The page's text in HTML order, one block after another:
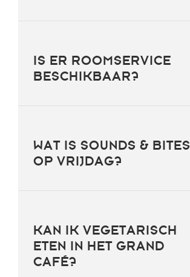
IS ER ROOMSERVICE
BESCHIKBAAR?
WAT IS SOUNDS & BITES
OP VRIJDAG?
KAN IK VEGETARISCH
ETEN IN HET GRAND
CAFÉ?